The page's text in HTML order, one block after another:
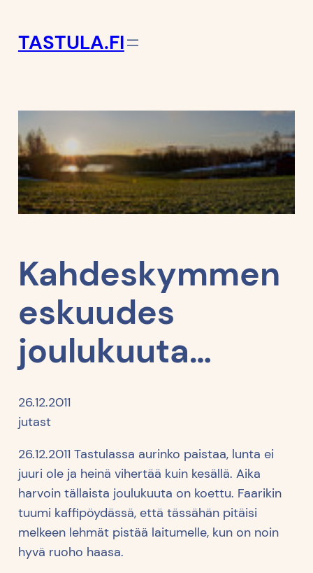
TASTULA.FI
Kahdeskymmen
eskuudes
joulukuuta…
26.12.2011
jutast
26.12.2011 Tastulassa aurinko paistaa, lunta ei
juuri ole ja heinä vihertää kuin kesällä. Aika
harvoin tällaista joulukuuta on koettu. Faarikin
tuumi kaffipöydässä, että tässähän pitäisi
melkeen lehmät pistää laitumelle, kun on noin
hyvä ruoho haasa.